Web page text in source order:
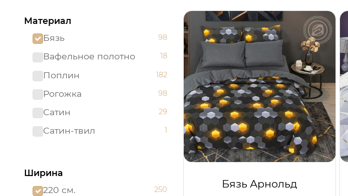
Рогожка 150 см.
Сатин 220 см 19
Сатин 220 см.
гладкокрашенный
9
Сатин-твил 220 см 1
Материал
Бязь
98
Вафельное полотно 18
Поплин 182
Рогожка 98
Сатин 29
Сатин-твил 1
Ширина
220 см.
250 Бязь Арнольд